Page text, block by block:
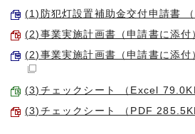
(1)防犯灯設置補助金交付申請書
(2)事業実施計画書（申請書に添付
(2)事業実施計画書（申請書に添付
(3)チェックシート （Excel
(3)チェックシート （PDF